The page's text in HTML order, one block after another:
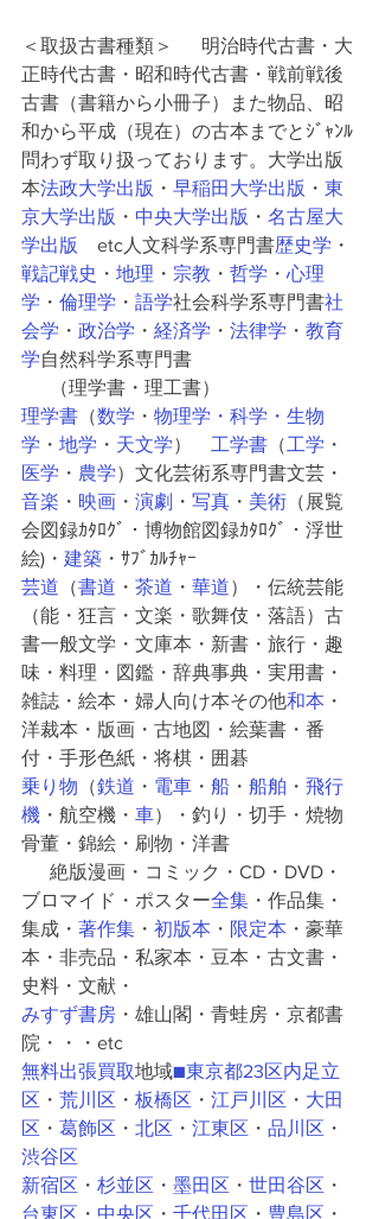
＜取扱古書種類＞      明治時代古書・大
正時代古書・昭和時代古書・戦前戦後
古書（書籍から小冊子）また物品、昭
和から平成（現在）の古本までとｼﾞｬﾝﾙ
問わず取り扱っております。大学出版
本法政大学出版 ・ 早稲田大学出版 ・ 東
京大学出版 ・ 中央大学出版 ・ 名古屋大
学出版
etc人文科学系専門書歴史学 ・
戦記戦史 ・ 地理 ・ 宗教 ・ 哲学 ・ 心理
学 ・ 倫理学 ・ 語学社会科学系専門書社
会学 ・ 政治学 ・ 経済学 ・ 法律学 ・ 教育
学自然科学系専門書
      （理学書・理工書）
理学書 （数学 ・ 物理学・ 科学 ・ 生物
学 ・ 地学 ・ 天文学） 工学書 （工学 ・
医学 ・ 農学）文化芸術系専門書文芸・
音楽 ・ 映画 ・ 演劇 ・ 写真 ・ 美術 （展覧
会図録ｶﾀﾛｸﾞ・博物館図録ｶﾀﾛｸﾞ・浮世
絵)・ 建築 ・ｻﾌﾞｶﾙﾁｬｰ
芸道 （書道 ・ 茶道 ・ 華道）・伝統芸能
（能・狂言・文楽・歌舞伎・落語）古
書一般文学・文庫本・新書・旅行・趣
味・料理・図鑑・辞典事典・実用書・
雑誌・絵本・婦人向け本その他和本 ・
洋裁本・版画・古地図・絵葉書・番
付・手形色紙・将棋・囲碁
乗り物 （鉄道 ・ 電車 ・ 船 ・ 船舶 ・ 飛行
機 ・航空機・ 車）・釣り・切手・焼物
骨董・錦絵・刷物・洋書
ブロマイド・ポスター全集 ・作品集・
集成・ 著作集 ・ 初版本 ・ 限定本 ・豪華
本・非売品・私家本・豆本・古文書・
史料・文献・
みすず書房 ・雄山閣・青蛙房・京都書
院・・・etc
無料出張買取地域■東京都23区内足立
区 ・ 荒川区 ・ 板橋区 ・ 江戸川区 ・ 大田
区 ・ 葛飾区 ・ 北区 ・ 江東区 ・ 品川区 ・
渋谷区
新宿区 ・ 杉並区 ・ 墨田区 ・ 世田谷区 ・
台東区 ・ 中央区 ・ 千代田区 ・ 豊島区 ・